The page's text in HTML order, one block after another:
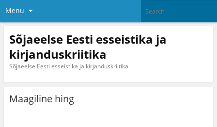
Menu
Sõjaeelse Eesti esseistika ja
kirjanduskriitika
Sõjaeelse Eesti esseistika ja kirjanduskriitika
Maagiline hing